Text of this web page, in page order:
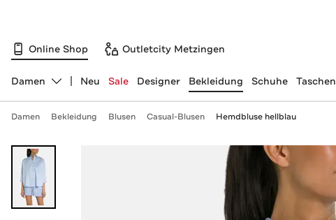
Online Shop Outletcity Metzingen
Abteilung ändern, ausgewählt:
Damen Neu Sale Designer Bekleidung Schuhe Taschen
Damen Bekleidung Blusen Casual-Blusen Hemdbluse hellblau